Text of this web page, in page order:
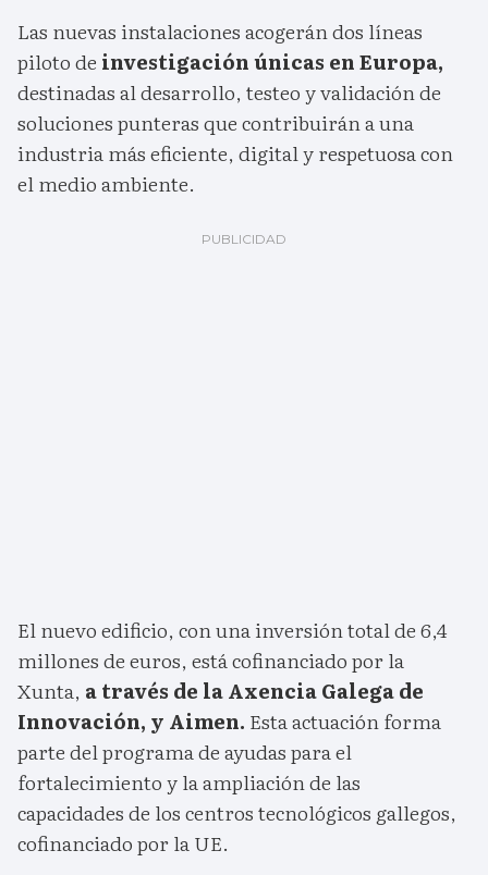
Las nuevas instalaciones acogerán dos líneas
piloto de investigación únicas en Europa,
destinadas al desarrollo, testeo y validación de
soluciones punteras que contribuirán a una
industria más eficiente, digital y respetuosa con
el medio ambiente.
El nuevo edificio, con una inversión total de 6,4
millones de euros, está cofinanciado por la
Xunta, a través de la Axencia Galega de
Innovación, y Aimen. Esta actuación forma
parte del programa de ayudas para el
fortalecimiento y la ampliación de las
capacidades de los centros tecnológicos gallegos,
cofinanciado por la UE.